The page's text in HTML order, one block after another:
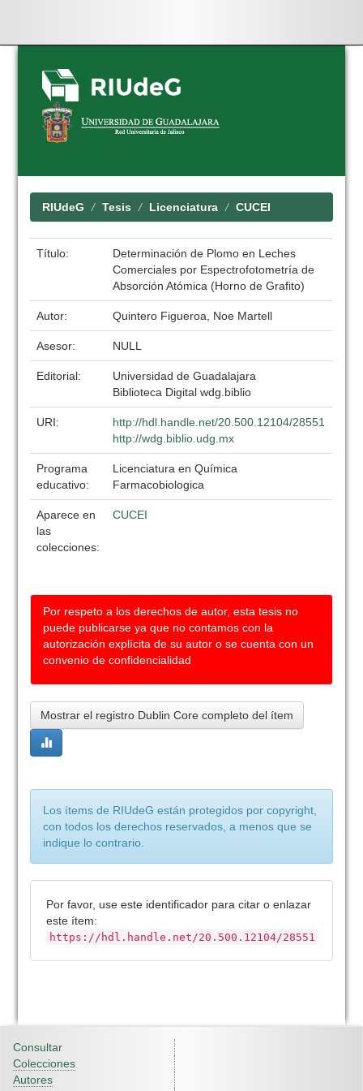
Skip
navigation
RIUdeG Tesis Licenciatura CUCEI
Título:
Determinación de Plomo en Leches
Comerciales por Espectrofotometría de
Absorción Atómica (Horno de Grafito)
Autor: Quintero Figueroa, Noe Martell
Asesor: NULL
Editorial:
Universidad de Guadalajara
Biblioteca Digital wdg.biblio
URI:
http://hdl.handle.net/20.500.12104/28551
http://wdg.biblio.udg.mx
Programa
educativo:
Licenciatura en Química
Farmacobiologica
Aparece en
las
colecciones:
CUCEI
Por respeto a los derechos de autor, esta tesis no
puede publicarse ya que no contamos con la
autorización explícita de su autor o se cuenta con un
convenio de confidencialidad
Mostrar el registro Dublin Core completo del ítem
Los ítems de RIUdeG están protegidos por copyright,
con todos los derechos reservados, a menos que se
indique lo contrario.
Por favor, use este identificador para citar o enlazar
este ítem:
https://hdl.handle.net/20.500.12104/28551
Consultar
Colecciones
Autores